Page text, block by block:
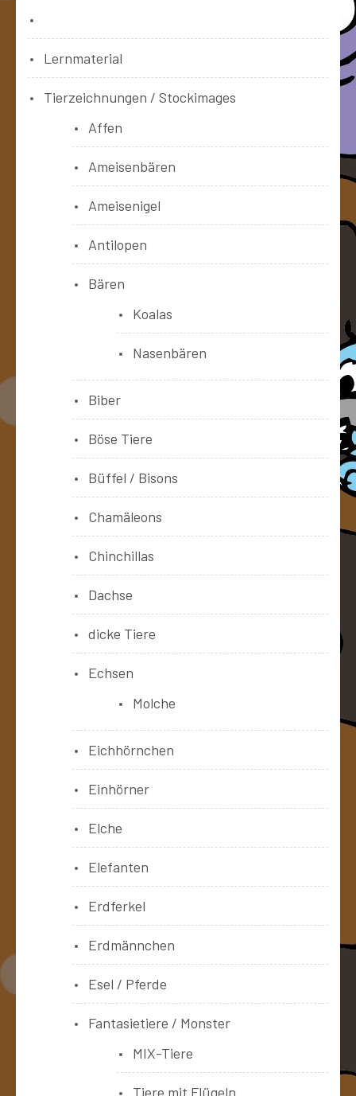
Lernmaterial
Tierzeichnungen / Stockimages
Affen
Ameisenbären
Ameisenigel
Antilopen
Bären
Koalas
Nasenbären
Biber
Böse Tiere
Büffel / Bisons
Chamäleons
Chinchillas
Dachse
dicke Tiere
Echsen
Molche
Eichhörnchen
Einhörner
Elche
Elefanten
Erdferkel
Erdmännchen
Esel / Pferde
Fantasietiere / Monster
MIX-Tiere
Tiere mit Flügeln